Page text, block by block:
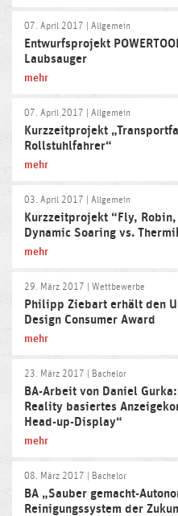
07. April 2017 | Allgemein
Entwurfsprojekt
Laubsauger
mehr
07. April 2017 | Allgemein
Kurzzeitprojekt
Rollstuhlfahrer“
mehr
03. April 2017 | Allgemein
Kurzzeitprojekt “Fly,
Dynamic Soaring vs.
mehr
29. März 2017 | Wettbewerbe
Philipp Ziebart erhält den
Design Consumer Award
mehr
23. März 2017 | Bachelor
BA-Arbeit von Daniel
Reality basiertes
Head-up-Display“
mehr
08. März 2017 | Bachelor
BA „Sauber gemacht-
Reinigungssystem der